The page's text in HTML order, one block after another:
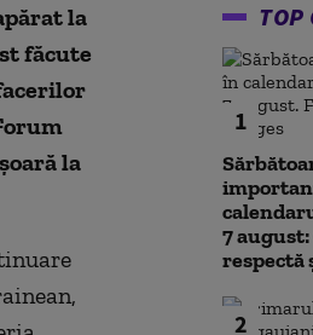
la
făcute
la
TOP
1
7
respectă
2